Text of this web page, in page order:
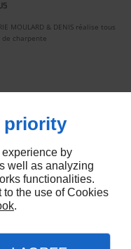
MOULARD & DENIS réalise tous
charpente
priority
by
well as analyzing
functionalities.
to the use of Cookies
.